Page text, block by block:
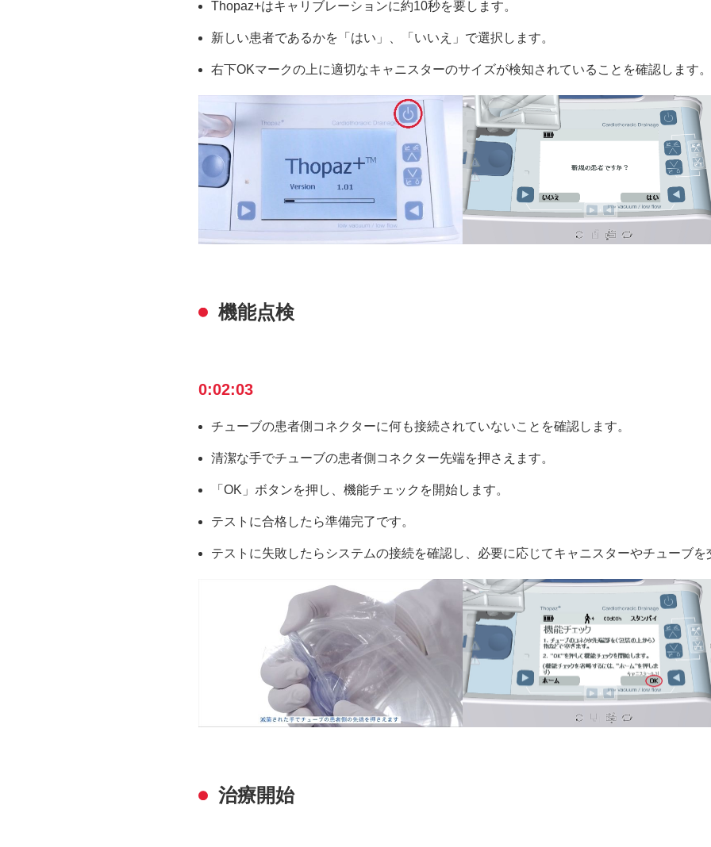
Thopaz+はキャリブレーションに約10秒を要します。
新しい患者であるかを「はい」、「いいえ」で選択します。
右下OKマークの上に適切なキャニスターのサイズが検知されていることを確認します。
機能点検
0:02:03
チューブの患者側コネクターに何も接続されていないことを確認します。
清潔な手でチューブの患者側コネクター先端を押さえます。
「OK」ボタンを押し、機能チェックを開始します。
テストに合格したら準備完了です。
テストに失敗したらシステムの接続を確認し、必要に応じてキャニスターやチューブ
治療開始